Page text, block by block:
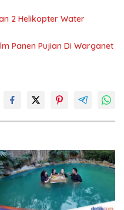
2 Helikopter Water
Panen Pujian Di Warganet